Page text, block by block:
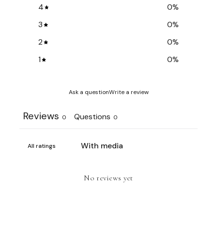
4
0%
3
0%
2
0%
1
0%
Ask a questionWrite a review
Reviews 0 Questions 0
With media
No reviews yet